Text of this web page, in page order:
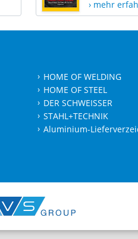
› mehr
HOME OF WELDING
HOME OF STEEL
DER SCHWEISSER
STAHL+TECHNIK
Aluminium-